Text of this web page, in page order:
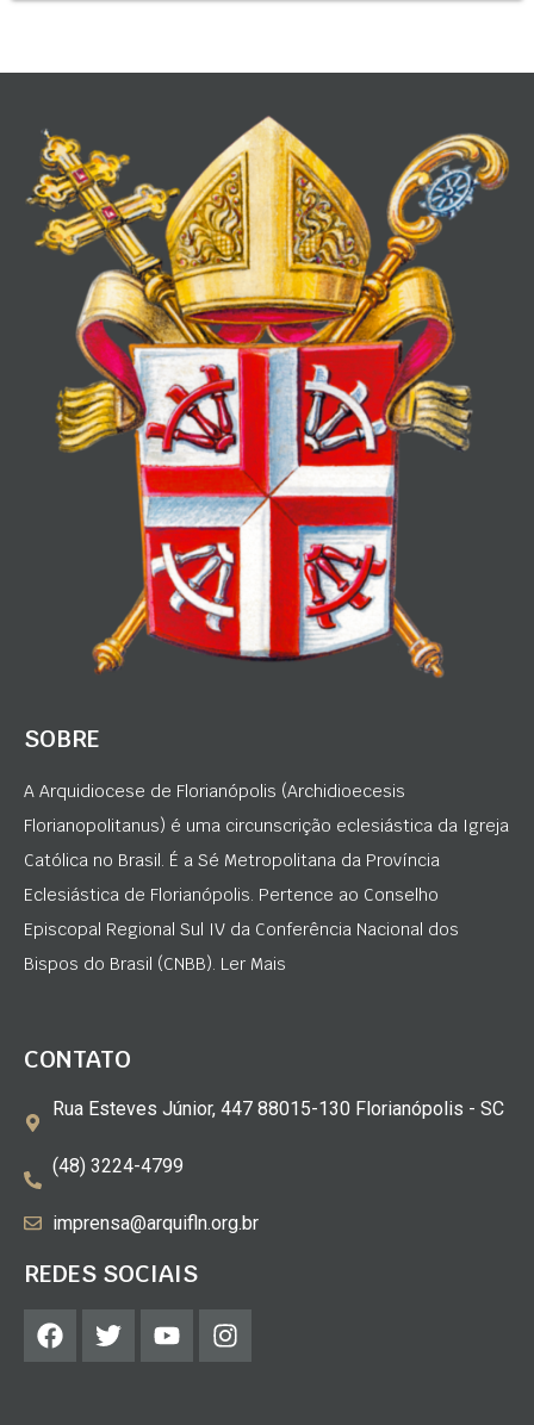
SOBRE
A Arquidiocese de Florianópolis (Archidioecesis
Florianopolitanus) é uma circunscrição eclesiástica da Igreja
Católica no Brasil. É a Sé Metropolitana da Província
Eclesiástica de Florianópolis. Pertence ao Conselho
Episcopal Regional Sul IV da Conferência Nacional dos
Bispos do Brasil (CNBB). Ler Mais
CONTATO
Rua Esteves Júnior, 447 88015-130 Florianópolis - SC
(48) 3224-4799
imprensa@arquifln.org.br
REDES SOCIAIS